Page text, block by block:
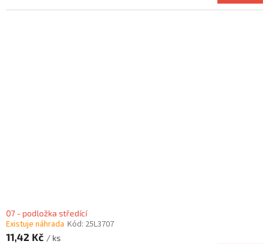
07 - podložka středící
Existuje náhrada Kód: 25L3707
11,42 Kč / ks